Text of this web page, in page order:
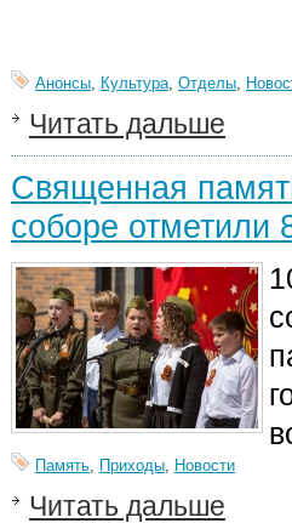
Анонсы, Культура, Отделы,
Читать дальше
Священная
соборе отметили
Память, Приходы, Новости
Читать дальше